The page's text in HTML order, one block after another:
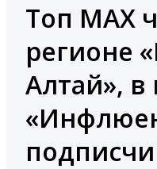
Топ MAX
регионе
Алтай», в